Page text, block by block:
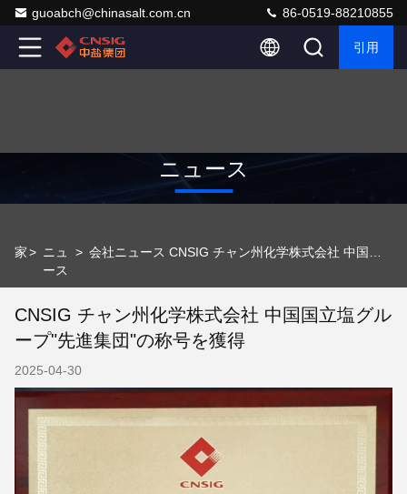
guoabch@chinasalt.com.cn 86-0519-88210855
引用
ニュース
家> ニュ
ース
>
CNSIG チャン州化学株式会社 中国国立塩グル
ープ"先進集団"の称号を獲得
2025-04-30